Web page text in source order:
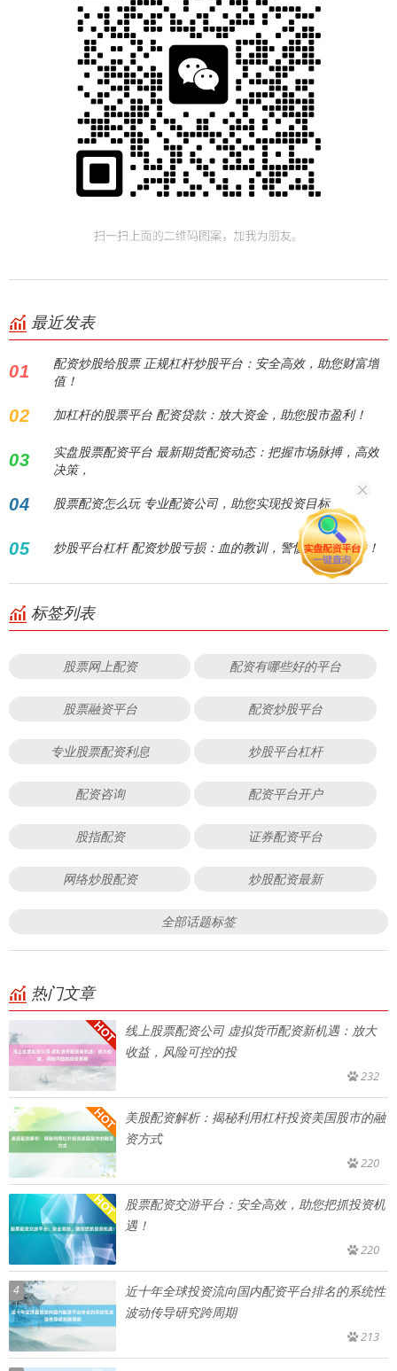
最近发表
01
配资炒股给股票 正规杠杆炒股平台：安全高效，助您财富增
值！
02 加杠杆的股票平台 配资贷款：放大资金，助您股市盈利！
03
实盘股票配资平台 最新期货配资动态：把握市场脉搏，高效
决策，
04 股票配资怎么玩 专业配资公司，助您实现投资目标
05 炒股平台杠杆 配资炒股亏损：血的教训，警惕高杠杆陷阱！
标签列表
股票网上配资 配资有哪些好的平台
股票融资平台 配资炒股平台
专业股票配资利息 炒股平台杠杆
配资咨询 配资平台开户
股指配资 证券配资平台
网络炒股配资 炒股配资最新
全部话题标签
热门文章
线上股票配资公司 虚拟货币配资新机遇：放大
收益，风险可控的投
232
美股配资解析：揭秘利用杠杆投资美国股市的融
资方式
220
股票配资交游平台：安全高效，助您把抓投资机
遇！
220
4
近十年全球投资流向国内配资平台排名的系统性
波动传导研究跨周期
213